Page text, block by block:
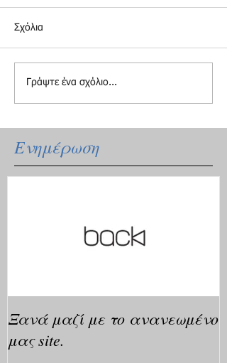
Ενημέρωση
Σχόλια
Γράψτε ένα σχόλιο...
Ξανά μαζί με το ανανεωμένο
μας site.